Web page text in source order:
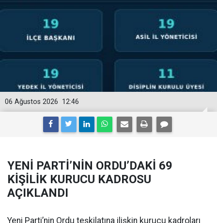
12:46
06 Ağustos 2026
YENİ PARTİ’NİN ORDU’DAKİ 69
KİŞİLİK KURUCU KADROSU
AÇIKLANDI
Yeni Parti’nin Ordu teşkilatına ilişkin kurucu kadroları